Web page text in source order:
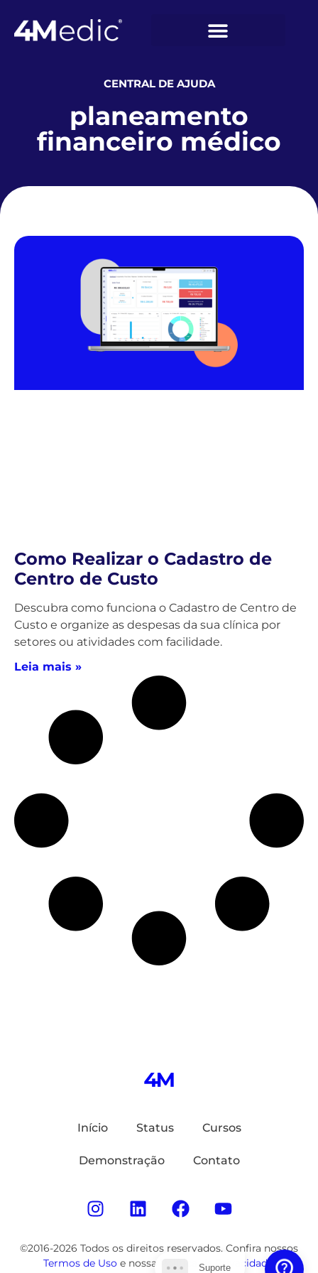
CENTRAL DE AJUDA
planeamento
financeiro médico
Como Realizar o Cadastro de
Centro de Custo
Descubra como funciona o Cadastro de Centro de
Custo e organize as despesas da sua clínica por
setores ou atividades com facilidade.
Leia mais »
Início Status Cursos
Demonstração Contato
©2016-2026 Todos os direitos reservados. Confira nossos
Termos de Usoe nossa Política de Privacidade
Suporte